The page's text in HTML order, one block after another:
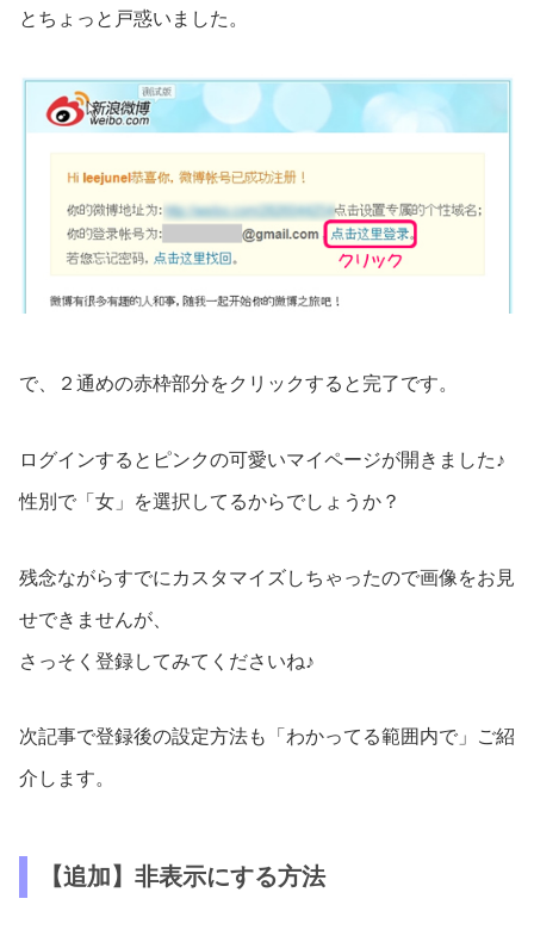
とちょっと戸惑いました。
で、２通めの赤枠部分をクリックすると完了です。
ログインするとピンクの可愛いマイページが開きました♪
性別で「女」を選択してるからでしょうか？
残念ながらすでにカスタマイズしちゃったので画像をお見
せできませんが、
さっそく登録してみてくださいね♪
次記事で登録後の設定方法も「わかってる範囲内で」ご紹
介します。
【追加】非表示にする方法